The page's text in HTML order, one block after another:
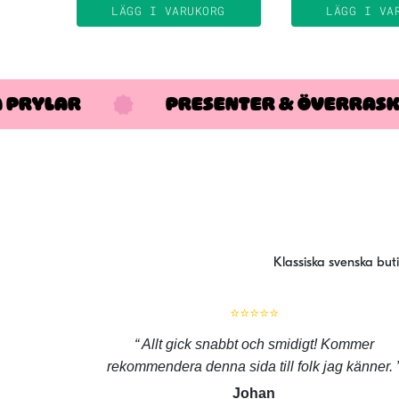
LÄGG I VARUKORG LÄGG I
PRYLAR PRESENTER &
Klassiska svenska
⭐⭐⭐⭐⭐
Allt gick snabbt och smidigt! Kommer
rekommendera denna sida till folk jag känner.
Johan